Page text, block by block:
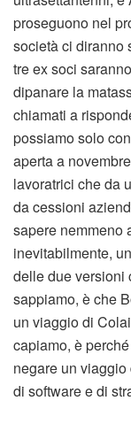
proseguono nel
società ci diranno
tre ex soci
dipanare la
chiamati a
possiamo solo
aperta a
lavoratrici che da
da cessioni
sapere nemmeno
inevitabilmente,
delle due versioni
sappiamo, è che
un viaggio di
capiamo, è
negare un
di software e di